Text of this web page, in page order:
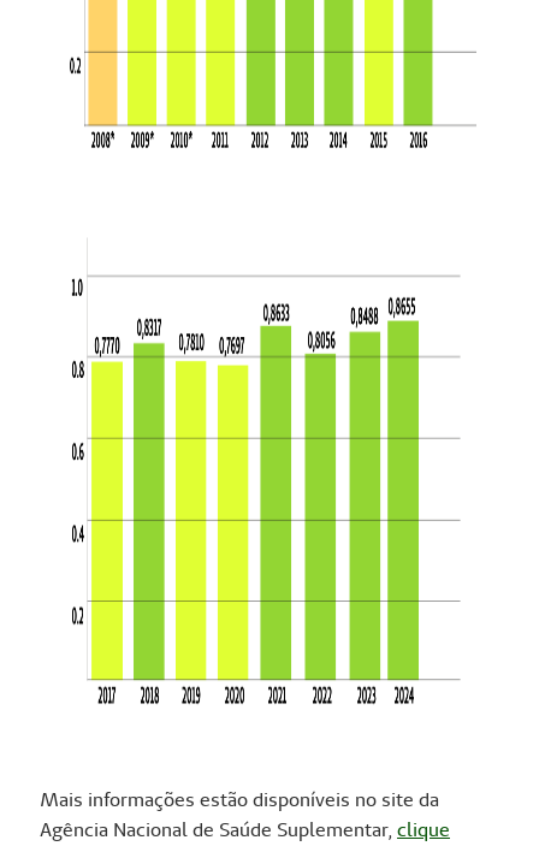
Mais informações estão disponíveis no site da
Agência Nacional de Saúde Suplementar, clique